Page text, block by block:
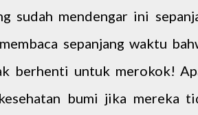
sudah mendengar ini
sepanjang waktu
berhenti untuk merokok!
bumi jika mereka